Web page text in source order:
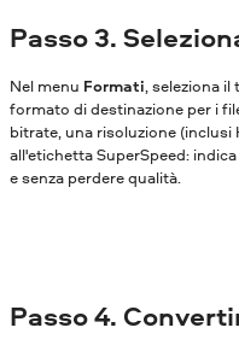
Passo 3.
Nel menu Formati, seleziona
formato di destinazione per i
bitrate, una risoluzione (inclusi
all'etichetta SuperSpeed:
e senza perdere qualità.
Passo 4.